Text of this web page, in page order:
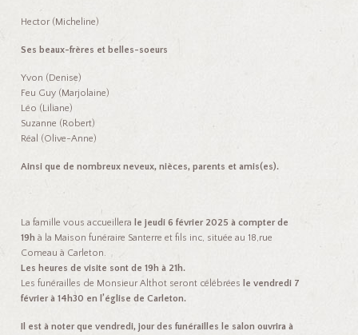
Hector (Micheline)
Ses beaux-frères et belles-soeurs
Yvon (Denise)
Feu Guy (Marjolaine)
Léo (Liliane)
Suzanne (Robert)
Réal (Olive-Anne)
Ainsi que de nombreux neveux, nièces, parents et amis(es).
La famille vous accueillera
le jeudi 6 février 2025 à compter de
19h à la Maison funéraire Santerre et fils inc, située au 18,rue
Comeau à Carleton.
Les heures de visite sont de 19h à 21h.
Les funérailles de Monsieur Althot seront célébrées
le vendredi 7
février à 14h30 en l’église de Carleton.
Il est à noter que vendredi, jour des funérailles le salon ouvrira à